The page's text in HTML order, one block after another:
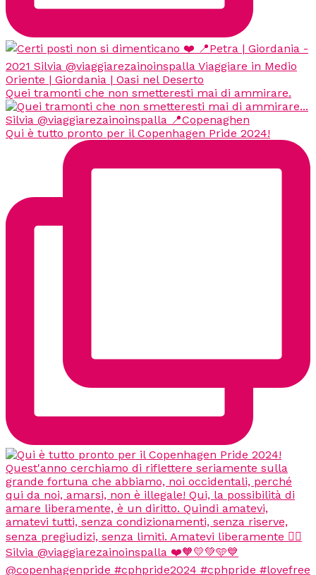
Quei tramonti che non smetteresti mai di ammirare.
Qui è tutto pronto per il Copenhagen Pride 2024!